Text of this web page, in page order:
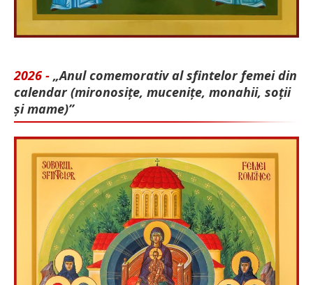
2026 - „Anul comemorativ al sfintelor femei din
calendar (mironosițe, mu­cenițe, monahii, soții
și mame)”